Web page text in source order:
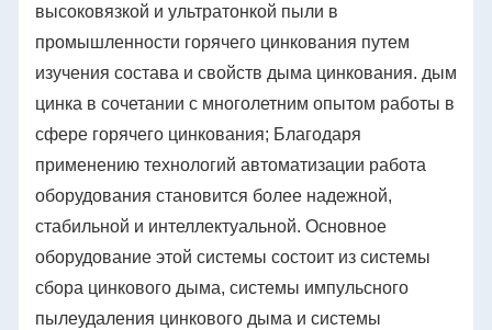
высоковязкой и ультратонкой пыли в
промышленности горячего цинкования путем
изучения состава и свойств дыма цинкования. дым
цинка в сочетании с многолетним опытом работы в
сфере горячего цинкования; Благодаря
применению технологий автоматизации работа
оборудования становится более надежной,
стабильной и интеллектуальной. Основное
оборудование этой системы состоит из системы
сбора цинкового дыма, системы импульсного
пылеудаления цинкового дыма и системы